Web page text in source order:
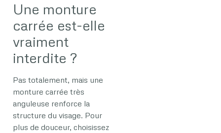
Une monture
carrée est-elle
vraiment
interdite ?
Pas totalement, mais une
monture carrée très
anguleuse renforce la
structure du visage. Pour
plus de douceur, choisissez